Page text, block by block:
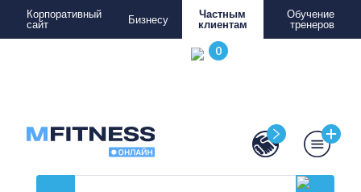
Корпоративный
сайт
Бизнесу
Частным
клиентам
Обучение
тренеров